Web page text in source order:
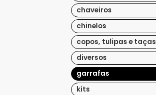
chaveiros
chinelos
copos, tulipas e taças
diversos
garrafas
kits